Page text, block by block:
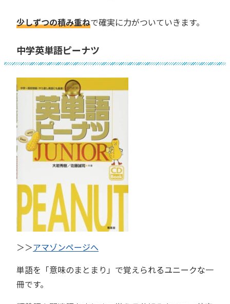
少しずつの積み重ねで確実に力がついていきます。
中学英単語ピーナツ
＞＞アマゾンページへ
単語を「意味のまとまり」で覚えられるユニークな一
冊です。